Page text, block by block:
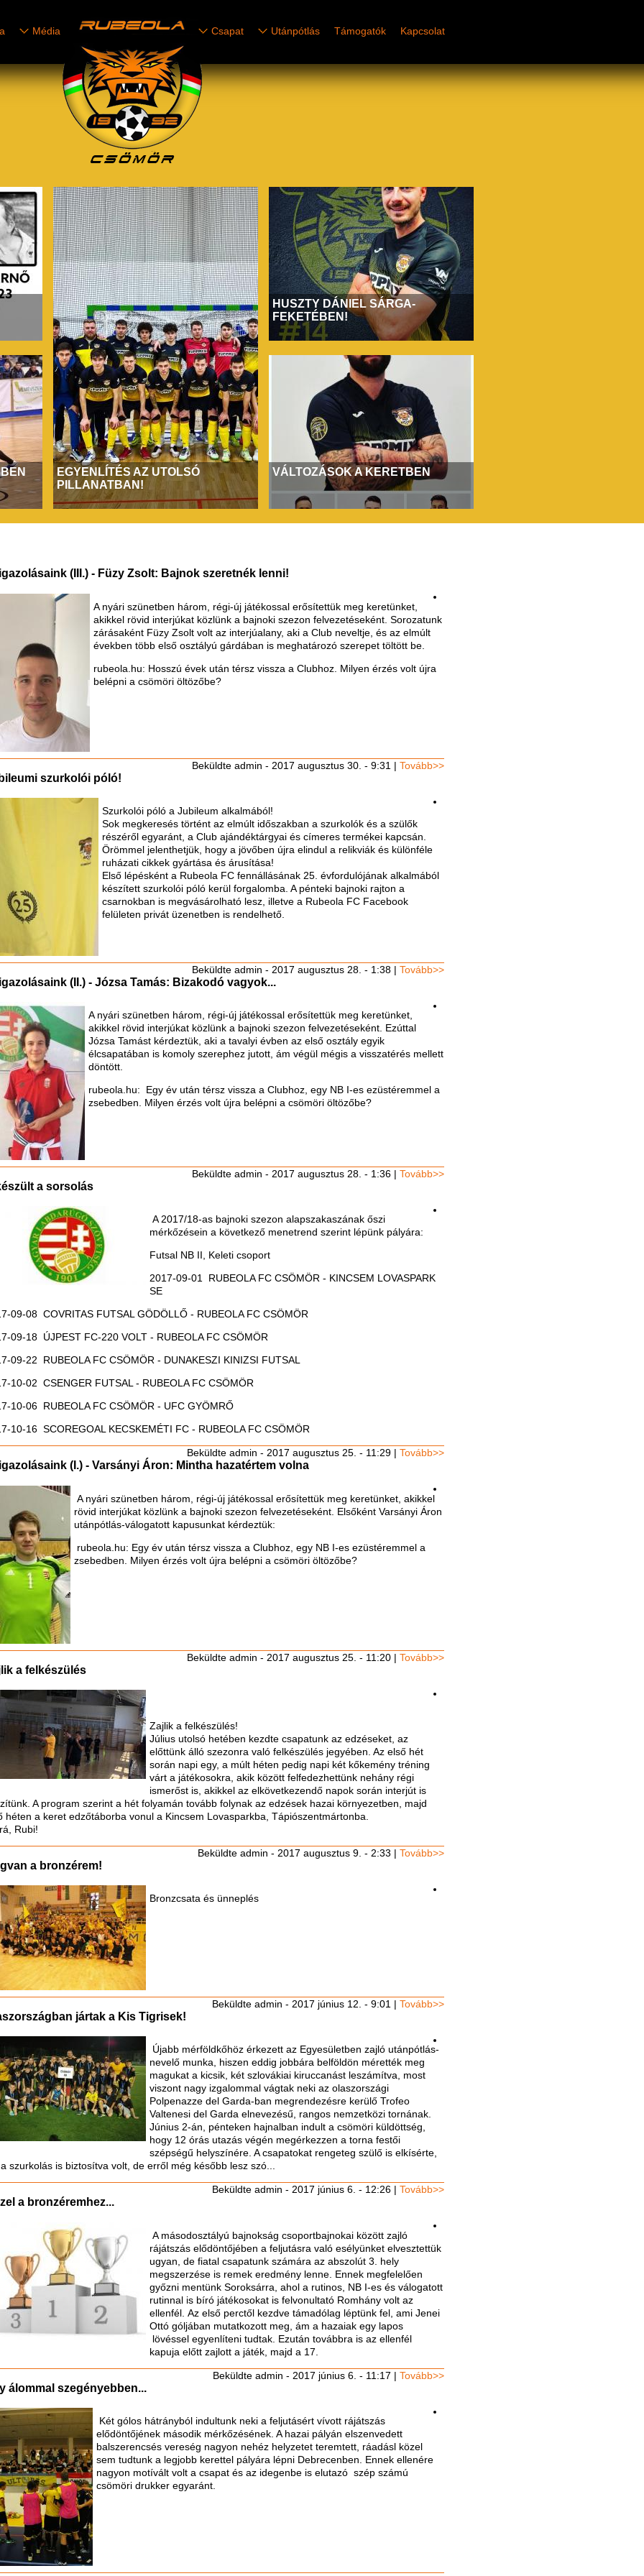
Média Csapat Utánpótlás Támogatók Kapcsolat
EGYENLÍTÉS AZ UTOLSÓ
PILLANATBAN!
HUSZTY DÁNIEL SÁRGA-
FEKETÉBEN!
VÁLTOZÁSOK A KERETBEN
(III.) - Füzy Zsolt: Bajnok szeretnék lenni!
A nyári szünetben három, régi-új játékossal erősítettük meg keretünket,
akikkel rövid interjúkat közlünk a bajnoki szezon felvezetéseként. Sorozatunk
zárásaként Füzy Zsolt volt az interjúalany, aki a Club neveltje, és az elmúlt
években több első osztályú gárdában is meghatározó szerepet töltött be.
rubeola.hu: Hosszú évek után térsz vissza a Clubhoz. Milyen érzés volt újra
belépni a csömöri öltözőbe?
Beküldte admin - 2017 augusztus 30. - 9:31 | Tovább>>
szurkolói póló!
Szurkolói póló a Jubileum alkalmából!
Sok megkeresés történt az elmúlt időszakban a szurkolók és a szülők
részéről egyaránt, a Club ajándéktárgyai és címeres termékei kapcsán.
Örömmel jelenthetjük, hogy a jövőben újra elindul a relikviák és különféle
ruházati cikkek gyártása és árusítása!
Első lépésként a Rubeola FC fennállásának 25. évfordulójának alkalmából
készített szurkolói póló kerül forgalomba. A pénteki bajnoki rajton a
csarnokban is megvásárolható lesz, illetve a Rubeola FC Facebook
felületen privát üzenetben is rendelhető.
Beküldte admin - 2017 augusztus 28. - 1:38 | Tovább>>
(II.) - Józsa Tamás: Bizakodó vagyok...
A nyári szünetben három, régi-új játékossal erősítettük meg keretünket,
akikkel rövid interjúkat közlünk a bajnoki szezon felvezetéseként. Ezúttal
Józsa Tamást kérdeztük, aki a tavalyi évben az első osztály egyik
élcsapatában is komoly szerephez jutott, ám végül mégis a visszatérés mellett
döntött.
rubeola.hu: Egy év után térsz vissza a Clubhoz, egy NB I-es ezüstéremmel a
zsebedben. Milyen érzés volt újra belépni a csömöri öltözőbe?
Beküldte admin - 2017 augusztus 28. - 1:36 | Tovább>>
a sorsolás
A 2017/18-as bajnoki szezon alapszakaszának őszi
mérkőzésein a következő menetrend szerint lépünk pályára:
Futsal NB II, Keleti csoport
2017-09-01 RUBEOLA FC CSÖMÖR - KINCSEM LOVASPARK
SE
09-08 COVRITAS FUTSAL GÖDÖLLŐ - RUBEOLA FC CSÖMÖR
09-18 ÚJPEST FC-220 VOLT - RUBEOLA FC CSÖMÖR
09-22 RUBEOLA FC CSÖMÖR - DUNAKESZI KINIZSI FUTSAL
10-02 CSENGER FUTSAL - RUBEOLA FC CSÖMÖR
10-06 RUBEOLA FC CSÖMÖR - UFC GYÖMRŐ
10-16 SCOREGOAL KECSKEMÉTI FC - RUBEOLA FC CSÖMÖR
Beküldte admin - 2017 augusztus 25. - 11:29 | Tovább>>
(I.) - Varsányi Áron: Mintha hazatértem volna
A nyári szünetben három, régi-új játékossal erősítettük meg keretünket, akikkel
rövid interjúkat közlünk a bajnoki szezon felvezetéseként. Elsőként Varsányi Áron
utánpótlás-válogatott kapusunkat kérdeztük:
rubeola.hu: Egy év után térsz vissza a Clubhoz, egy NB I-es ezüstéremmel a
zsebedben. Milyen érzés volt újra belépni a csömöri öltözőbe?
Beküldte admin - 2017 augusztus 25. - 11:20 | Tovább>>
a felkészülés
Zajlik a felkészülés!
Július utolsó hetében kezdte csapatunk az edzéseket, az
előttünk álló szezonra való felkészülés jegyében. Az első hét
során napi egy, a múlt héten pedig napi két kőkemény tréning
várt a játékosokra, akik között felfedezhettünk nehány régi
ismerőst is, akikkel az elkövetkezendő napok során interjút is
A program szerint a hét folyamán tovább folynak az edzések hazai környezetben, majd
héten a keret edzőtáborba vonul a Kincsem Lovasparkba, Tápiószentmártonba.
Rubi!
Beküldte admin - 2017 augusztus 9. - 2:33 | Tovább>>
a bronzérem!
Bronzcsata és ünneplés
Beküldte admin - 2017 június 12. - 9:01 | Tovább>>
jártak a Kis Tigrisek!
Újabb mérföldkőhöz érkezett az Egyesületben zajló utánpótlás-
nevelő munka, hiszen eddig jobbára belföldön mérették meg
magukat a kicsik, két szlovákiai kiruccanást leszámítva, most
viszont nagy izgalommal vágtak neki az olaszországi
Polpenazze del Garda-ban megrendezésre kerülő Trofeo
Valtenesi del Garda elnevezésű, rangos nemzetközi tornának.
Június 2-án, pénteken hajnalban indult a csömöri küldöttség,
hogy 12 órás utazás végén megérkezzen a torna festői
szépségű helyszínére. A csapatokat rengeteg szülő is elkísérte,
szurkolás is biztosítva volt, de erről még később lesz szó...
Beküldte admin - 2017 június 6. - 12:26 | Tovább>>
a bronzéremhez...
A másodosztályú bajnokság csoportbajnokai között zajló
rájátszás elődöntőjében a feljutásra való esélyünket elvesztettük
ugyan, de fiatal csapatunk számára az abszolút 3. hely
megszerzése is remek eredmény lenne. Ennek megfelelően
győzni mentünk Soroksárra, ahol a rutinos, NB I-es és válogatott
rutinnal is bíró játékosokat is felvonultató Romhány volt az
ellenfél. Az első perctől kezdve támadólag léptünk fel, ami Jenei
Ottó góljában mutatkozott meg, ám a hazaiak egy lapos
lövéssel egyenlíteni tudtak. Ezután továbbra is az ellenfél
kapuja előtt zajlott a játék, majd a 17.
Beküldte admin - 2017 június 6. - 11:17 | Tovább>>
álommal szegényebben...
Két gólos hátrányból indultunk neki a feljutásért vívott rájátszás
elődöntőjének második mérkőzésének. A hazai pályán elszenvedett
balszerencsés vereség nagyon nehéz helyzetet teremtett, ráadásl közel
sem tudtunk a legjobb kerettel pályára lépni Debrecenben. Ennek ellenére
nagyon motívált volt a csapat és az idegenbe is elutazó szép számú
csömöri drukker egyaránt.